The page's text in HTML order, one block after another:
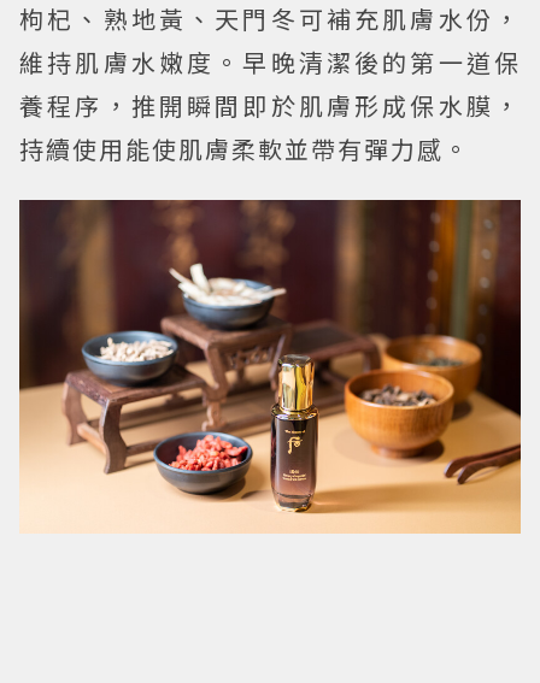
枸杞、熟地黃、天門冬可補充肌膚水份，
維持肌膚水嫩度。早晚清潔後的第一道保
養程序，推開瞬間即於肌膚形成保水膜，
持續使用能使肌膚柔軟並帶有彈力感。